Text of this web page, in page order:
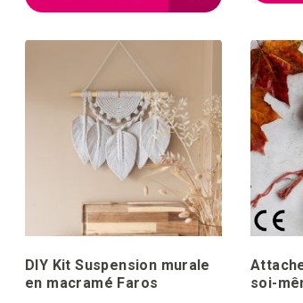
DIY Kit Suspension murale
en macramé Faros
soi-